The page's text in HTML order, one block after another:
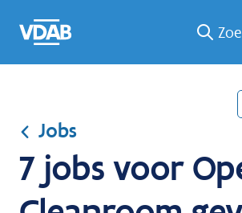
naar
een
een
job
naar
Jobs
7 jobs voor